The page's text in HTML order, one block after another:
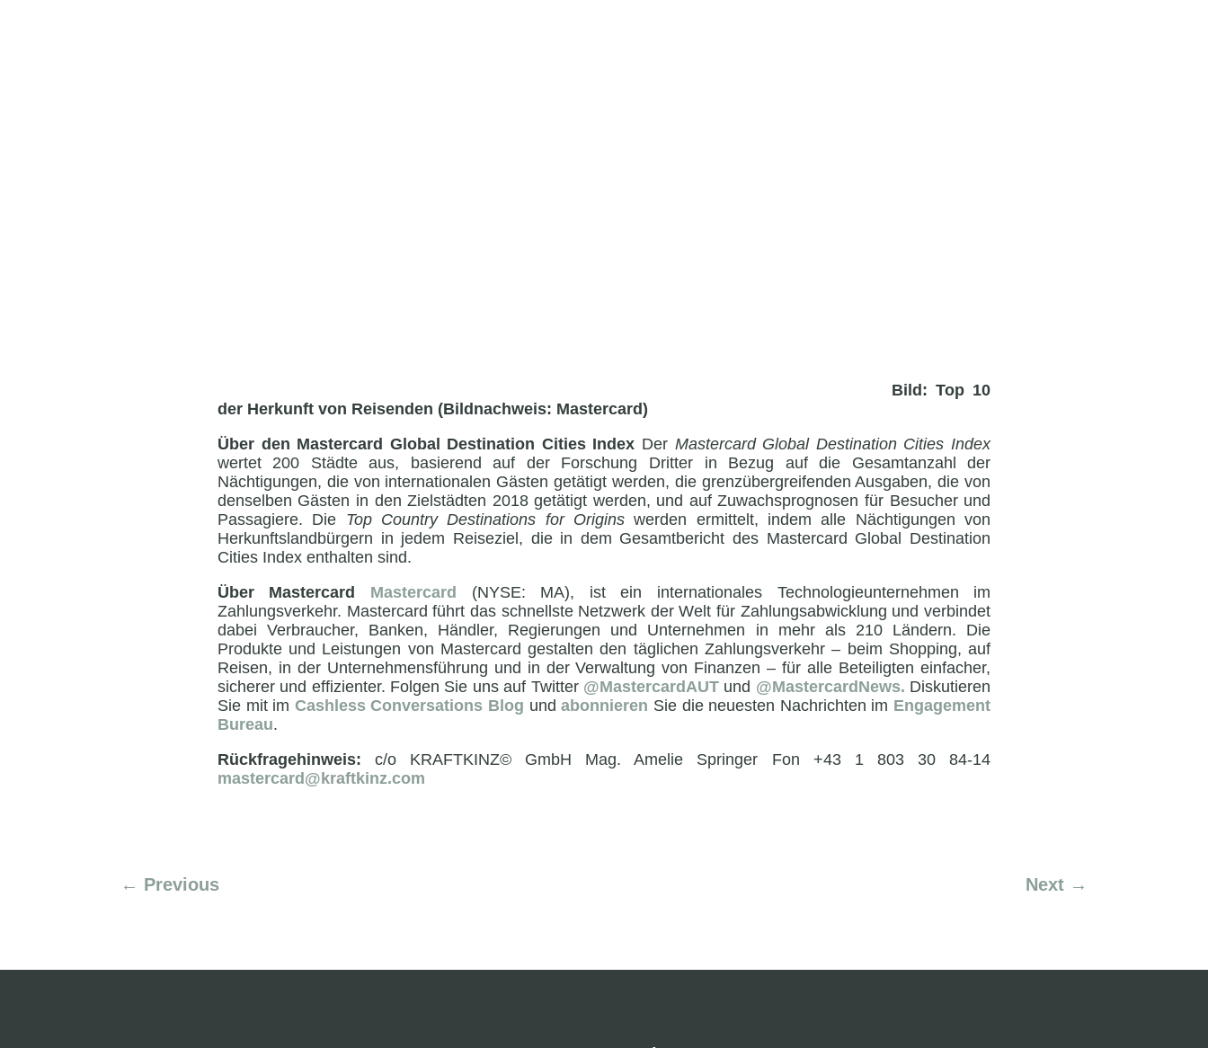
Bild: Top 10
der Herkunft von Reisenden (Bildnachweis: Mastercard)
Über den Mastercard Global Destination Cities Index Der Mastercard Global Destination Cities Index
wertet 200 Städte aus, basierend auf der Forschung Dritter in Bezug auf die Gesamtanzahl der
Nächtigungen, die von internationalen Gästen getätigt werden, die grenzübergreifenden Ausgaben, die von
denselben Gästen in den Zielstädten 2018 getätigt werden, und auf Zuwachsprognosen für Besucher und
Passagiere. Die Top Country Destinations for Origins werden ermittelt, indem alle Nächtigungen von
Herkunftslandbürgern in jedem Reiseziel, die in dem Gesamtbericht des Mastercard Global Destination
Cities Index enthalten sind.
Über Mastercard Mastercard (NYSE: MA), ist ein internationales Technologieunternehmen im
Zahlungsverkehr. Mastercard führt das schnellste Netzwerk der Welt für Zahlungsabwicklung und verbindet
dabei Verbraucher, Banken, Händler, Regierungen und Unternehmen in mehr als 210 Ländern. Die
Produkte und Leistungen von Mastercard gestalten den täglichen Zahlungsverkehr – beim Shopping, auf
Reisen, in der Unternehmensführung und in der Verwaltung von Finanzen – für alle Beteiligten einfacher,
sicherer und effizienter. Folgen Sie uns auf Twitter @MastercardAUTund @MastercardNews. Diskutieren
Sie mit im Cashless Conversations Blog undabonnieren Sie die neuesten Nachrichten im Engagement
Bureau.
Rückfragehinweis: c/o KRAFTKINZ© GmbH Mag. Amelie Springer Fon +43 1 803 30 84-14
mastercard@kraftkinz.com
← Previous Next→